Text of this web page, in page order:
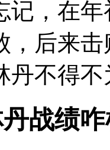
记，在
，后来
丹不得
战绩